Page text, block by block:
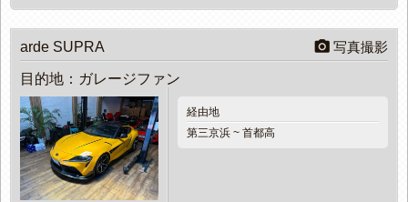
arde SUPRA  写真撮影
目的地：ガレージファン
経由地
第三京浜 ~ 首都高